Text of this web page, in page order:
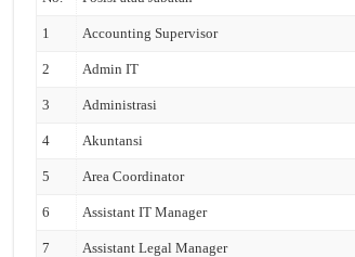
1 Accounting Supervisor
2 Admin IT
3 Administrasi
4 Akuntansi
5 Area Coordinator
6 Assistant IT Manager
7 Assistant Legal Manager